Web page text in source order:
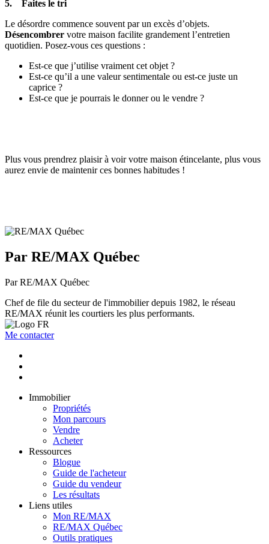
5. Faites le tri
Le désordre commence souvent par un excès d’objets.
Désencombrer votre maison facilite grandement l’entretien
quotidien. Posez-vous ces questions :
Est-ce que j’utilise vraiment cet objet ?
Est-ce qu’il a une valeur sentimentale ou est-ce juste un
caprice ?
Est-ce que je pourrais le donner ou le vendre ?
Plus vous prendrez plaisir à voir votre maison étincelante, plus vous
aurez envie de maintenir ces bonnes habitudes !
Par RE/MAX Québec
Par RE/MAX Québec
Chef de file du secteur de l'immobilier depuis 1982, le réseau
RE/MAX réunit les courtiers les plus performants.
Me contacter
Immobilier
Propriétés
Mon parcours
Vendre
Acheter
Ressources
Blogue
Guide de l'acheteur
Guide du vendeur
Les résultats
Liens utiles
Mon RE/MAX
RE/MAX Québec
Outils pratiques